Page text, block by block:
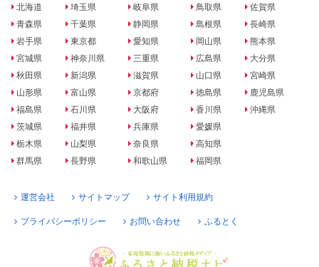
北海道
青森県
岩手県
宮城県
秋田県
山形県
福島県
茨城県
栃木県
群馬県
埼玉県
千葉県
東京都
神奈川県
新潟県
富山県
石川県
福井県
山梨県
長野県
岐阜県
静岡県
愛知県
三重県
滋賀県
京都府
大阪府
兵庫県
奈良県
和歌山県
鳥取県
島根県
岡山県
広島県
山口県
徳島県
香川県
愛媛県
高知県
福岡県
佐賀県
長崎県
熊本県
大分県
宮崎県
鹿児島県
沖縄県
運営会社 サイトマップ サイト利用規約
プライバシーポリシー お問い合わせ ふるとく